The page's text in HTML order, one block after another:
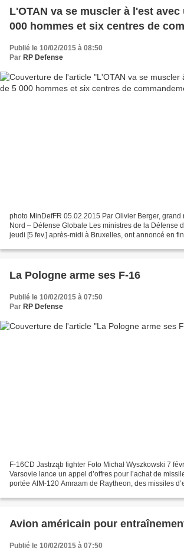
L'OTAN va se muscler à l'est avec
000 hommes et six centres de
Publié le 10/02/2015 à 08:50
Par RP Defense
photo MinDefFR 05.02.2015 Par Olivier Berger, grand
Nord – Défense Globale Les ministres de la Défense
jeudi [5 fev.] après-midi à Bruxelles, ont annoncé en
La Pologne arme ses F-16
Publié le 10/02/2015 à 07:50
Par RP Defense
F-16CD Jastrząb fighter Foto Michał Wyszkowski 7
Varsovie lance un appel d’offres pour l’achat de
portée AIM-120 Amraam de Raytheon, des missiles
Avion américain pour
Publié le 10/02/2015 à 07:50